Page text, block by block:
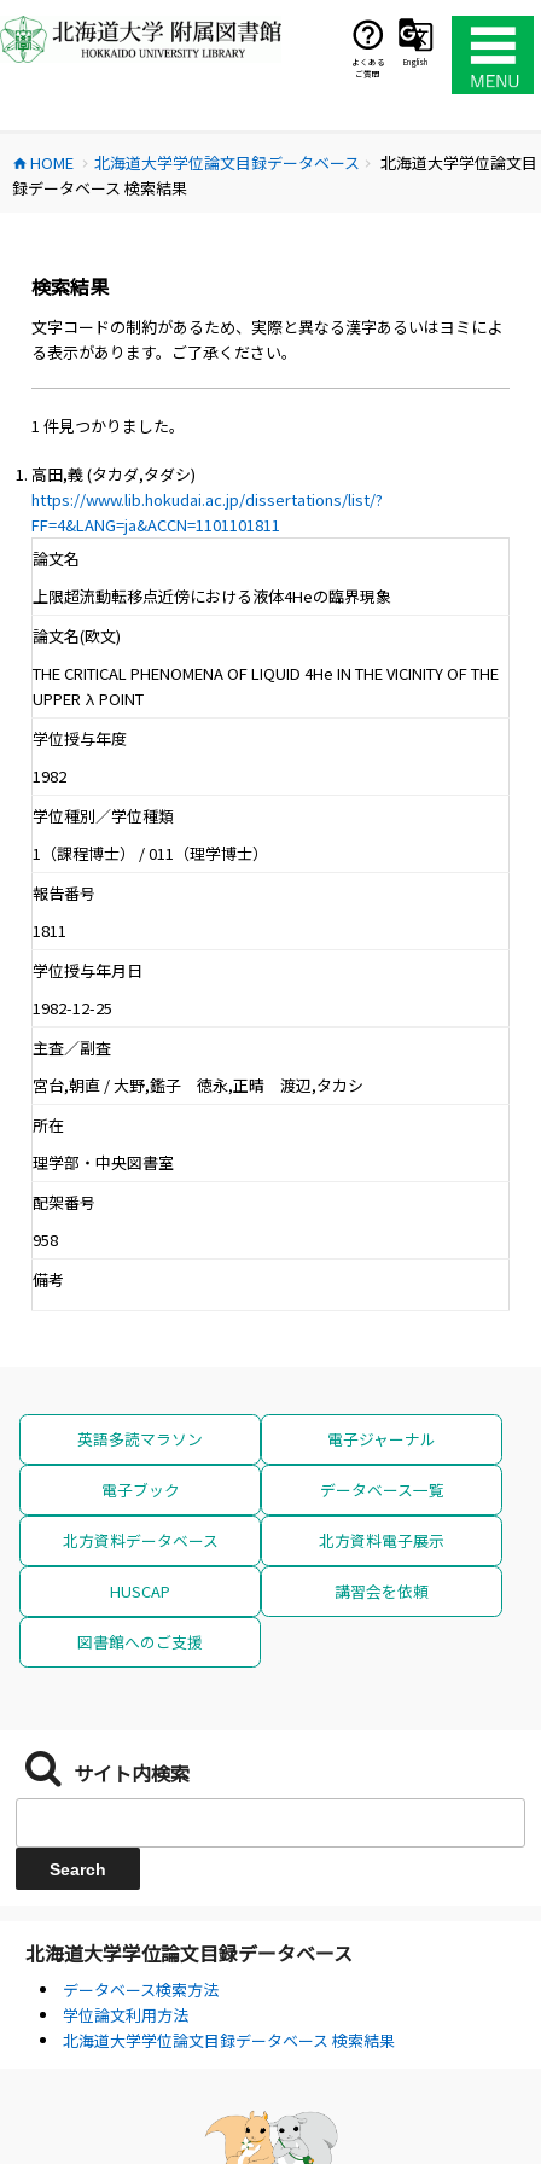
ン
テ
ス
キ
よくある
ご質問
English
home HOME chevron_right 北海道大学学位論文目録データベース chevron_right
北海道大学学位論文目
録データベース 検索結果
検索結果
文字コードの制約があるため、実際と異なる漢字あるいはヨミによ
る表示があります。ご了承ください。
1 件見つかりました。
高田,義 (タカダ,タダシ)
https://www.lib.hokudai.ac.jp/dissertations/list/?
FF=4&LANG=ja&ACCN=1101101811
論文名
上限超流動転移点近傍における液体4Heの臨界現象
論文名(欧文)
THE CRITICAL PHENOMENA OF LIQUID 4He IN THE VICINITY OF THE
UPPER λ POINT
学位授与年度
1982
学位種別／学位種類
1（課程博士） / 011（理学博士）
報告番号
1811
学位授与年月日
1982-12-25
主査／副査
宮台,朝直 / 大野,鑑子 徳永,正晴 渡辺,タカシ
所在
理学部・中央図書室
配架番号
958
備考
英語多読マラソン 電子ジャーナル
電子ブック データベース一覧
北方資料データベース 北方資料電子展示
HUSCAP 講習会を依頼
図書館へのご支援
サイト内検索
北海道大学学位論文目録データベース
データベース検索方法
学位論文利用方法
北海道大学学位論文目録データベース 検索結果